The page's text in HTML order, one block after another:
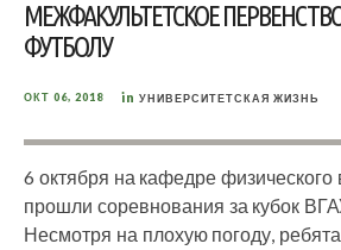
МЕЖФАКУЛЬТЕТСКОЕ
ФУТБОЛУ
ОКТ 06, 2018 in УНИВЕРСИТЕТСКАЯ ЖИЗНЬ
6 октября на кафедре физического
прошли соревнования за кубок
Несмотря на плохую погоду,